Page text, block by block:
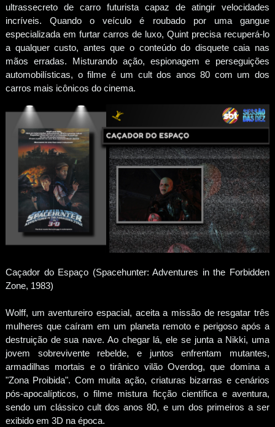
ultrassecreto de carro futurista capaz de atingir velocidades
incríveis. Quando o veículo é roubado por uma gangue
especializada em furtar carros de luxo, Quint precisa recuperá-lo
a qualquer custo, antes que o conteúdo do disquete caia nas
mãos erradas. Misturando ação, espionagem e perseguições
automobilísticas, o filme é um cult dos anos 80 com um dos
carros mais icônicos do cinema.
Caçador do Espaço (Spacehunter: Adventures in the Forbidden
Zone, 1983)
Wolff, um aventureiro espacial, aceita a missão de resgatar três
mulheres que caíram em um planeta remoto e perigoso após a
destruição de sua nave. Ao chegar lá, ele se junta a Nikki, uma
jovem sobrevivente rebelde, e juntos enfrentam mutantes,
armadilhas mortais e o tirânico vilão Overdog, que domina a
"Zona Proibida". Com muita ação, criaturas bizarras e cenários
pós-apocalípticos, o filme mistura ficção científica e aventura,
sendo um clássico cult dos anos 80, e um dos primeiros a ser
exibido em 3D na época.